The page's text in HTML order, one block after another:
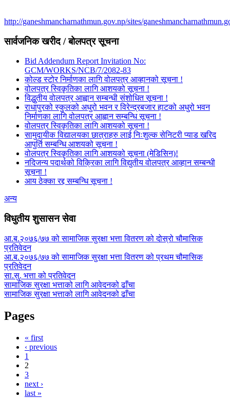
http://ganeshmancharnathmun.gov.np/sites/
सार्वजनिक खरीद / बोलपत्र सूचना
Bid Addendum Report Invitation No:
GCM/WORKS/NCB/7/2082-83
कोल्ड स्टोर निर्माणका लागि वोलपत्र आव्हानको सूचना !
वोलपत्र स्विकृतिका लागि आशयको सूचना !
विद्धुतीय वोलपत्र आह्वान सम्बन्धी संशोधित सूचना !
राधापुरको स्कुलको अधुरो भवन र विरेन्द्रबजार हाटको अधुरो भवन
निर्माणका लागि वोलपत्र आह्वान सम्बन्धि सूचना !
वोलपत्र स्विकृतिका लागि आशयको सूचना !
सामुदायीक विद्यालयका छात्राहरु लाई निःशुल्क सेनिटरी प्याड खरिद
आपुर्ति सम्बन्धि आशयको सूचना !
वोलपत्र स्विकृतिका लागि आशयको सूचना (मेडिसिन)!
नदिजन्य पदार्थको विक्रिका लागि विद्युतीय वोलपत्र आव्हान सम्बन्धी
सूचना !
आय ठेक्का रद्द सम्बन्धि सूचना !
अन्य
विधुतीय शुसासन सेवा
आ.ब.२०७६/७७ को सामाजिक सुरक्षा भत्ता वितरण को दोस्रो चौमासिक
प्रतिवेदन
आ.ब.२०७६/७७ को सामाजिक सुरक्षा भत्ता वितरण को प्रथम चौमासिक
प्रतिवेदन
सा.सु. भत्ता को प्रतिवेदन
सामाजिक सुरक्षा भत्ताको लागि आवेदनको ढाँचा
सामाजिक सुरक्षा भत्ताको लागि आवेदनको ढाँचा
Pages
« first
‹ previous
1
2
3
next ›
last »